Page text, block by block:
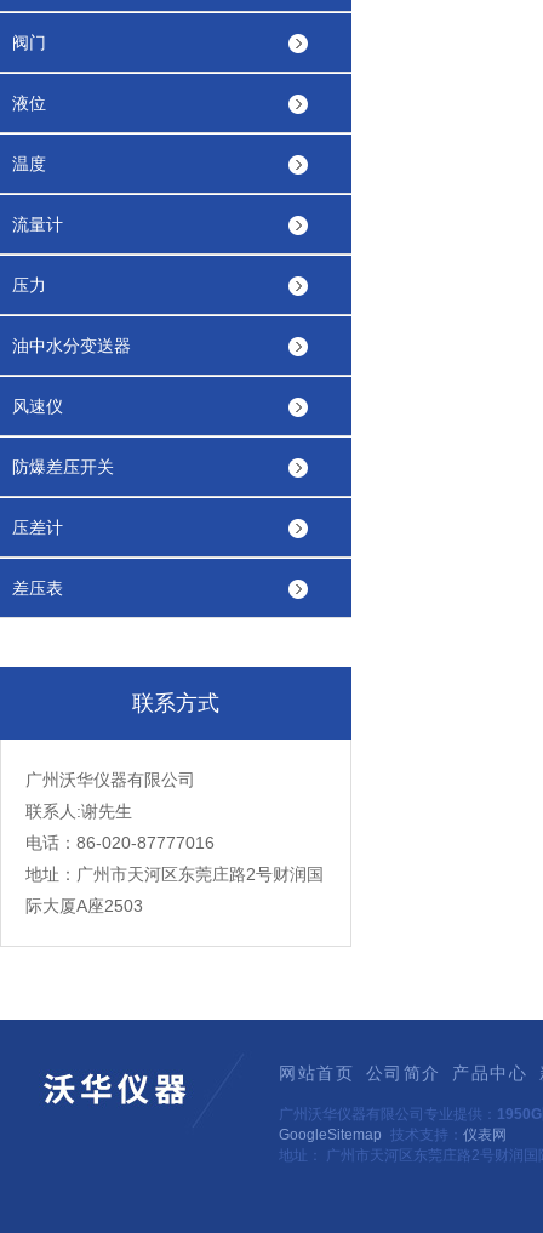
阀门
液位
温度
流量计
压力
油中水分变送器
风速仪
防爆差压开关
压差计
差压表
联系方式
广州沃华仪器有限公司
联系人:谢先生
电话：86-020-87777016
地址：广州市天河区东莞庄路2号财润国
际大厦A座2503
网站首页 公司简介 产品中心
广州沃华仪器有限公司专业提供：
GoogleSitemap 技术支持： 仪表网
地址： 广州市天河区东莞庄路2号财润